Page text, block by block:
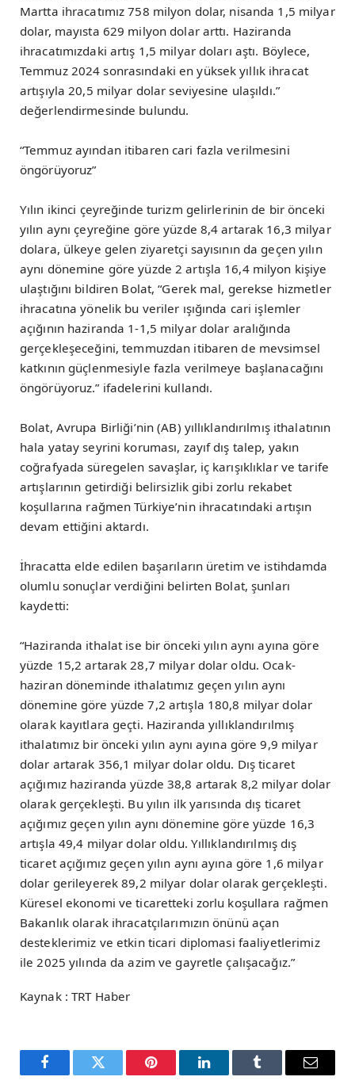
Martta ihracatımız 758 milyon dolar, nisanda 1,5 milyar
dolar, mayısta 629 milyon dolar arttı. Haziranda
ihracatımızdaki artış 1,5 milyar doları aştı. Böylece,
Temmuz 2024 sonrasındaki en yüksek yıllık ihracat
artışıyla 20,5 milyar dolar seviyesine ulaşıldı.”
değerlendirmesinde bulundu.
“Temmuz ayından itibaren cari fazla verilmesini
öngörüyoruz”
Yılın ikinci çeyreğinde turizm gelirlerinin de bir önceki
yılın aynı çeyreğine göre yüzde 8,4 artarak 16,3 milyar
dolara, ülkeye gelen ziyaretçi sayısının da geçen yılın
aynı dönemine göre yüzde 2 artışla 16,4 milyon kişiye
ulaştığını bildiren Bolat, “Gerek mal, gerekse hizmetler
ihracatına yönelik bu veriler ışığında cari işlemler
açığının haziranda 1-1,5 milyar dolar aralığında
gerçekleşeceğini, temmuzdan itibaren de mevsimsel
katkının güçlenmesiyle fazla verilmeye başlanacağını
öngörüyoruz.” ifadelerini kullandı.
Bolat, Avrupa Birliği’nin (AB) yıllıklandırılmış ithalatının
hala yatay seyrini koruması, zayıf dış talep, yakın
coğrafyada süregelen savaşlar, iç karışıklıklar ve tarife
artışlarının getirdiği belirsizlik gibi zorlu rekabet
koşullarına rağmen Türkiye’nin ihracatındaki artışın
devam ettiğini aktardı.
İhracatta elde edilen başarıların üretim ve istihdamda
olumlu sonuçlar verdiğini belirten Bolat, şunları
kaydetti:
“Haziranda ithalat ise bir önceki yılın aynı ayına göre
yüzde 15,2 artarak 28,7 milyar dolar oldu. Ocak-
haziran döneminde ithalatımız geçen yılın aynı
dönemine göre yüzde 7,2 artışla 180,8 milyar dolar
olarak kayıtlara geçti. Haziranda yıllıklandırılmış
ithalatımız bir önceki yılın aynı ayına göre 9,9 milyar
dolar artarak 356,1 milyar dolar oldu. Dış ticaret
açığımız haziranda yüzde 38,8 artarak 8,2 milyar dolar
olarak gerçekleşti. Bu yılın ilk yarısında dış ticaret
açığımız geçen yılın aynı dönemine göre yüzde 16,3
artışla 49,4 milyar dolar oldu. Yıllıklandırılmış dış
ticaret açığımız geçen yılın aynı ayına göre 1,6 milyar
dolar gerileyerek 89,2 milyar dolar olarak gerçekleşti.
Küresel ekonomi ve ticaretteki zorlu koşullara rağmen
Bakanlık olarak ihracatçılarımızın önünü açan
desteklerimiz ve etkin ticari diplomasi faaliyetlerimiz
ile 2025 yılında da azim ve gayretle çalışacağız.”
Kaynak : TRT Haber
FacebookTwitter Pinterest LinkedInTumblr Email